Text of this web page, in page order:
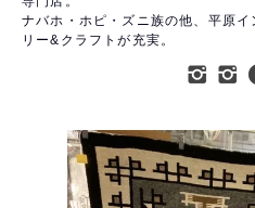
ナバホ・ホピ・ズニ族の他、平原
リー&クラフトが充実。